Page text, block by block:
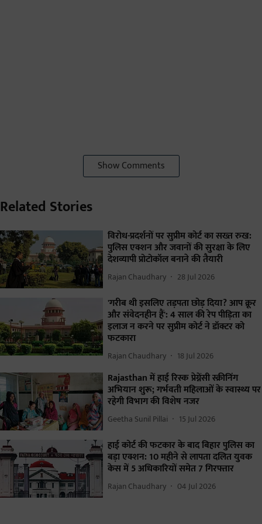
Show Comments
Related Stories
विरोध-प्रदर्शनों पर सुप्रीम कोर्ट का सख्त रुख:
पुलिस एक्शन और जवानों की सुरक्षा के लिए
देशव्यापी प्रोटोकॉल बनाने की तैयारी
Rajan Chaudhary 28 Jul 2026
'गरीब थी इसलिए तड़पता छोड़ दिया? आप क्रूर
और संवेदनहीन हैं': 4 साल की रेप पीड़िता का
इलाज न करने पर सुप्रीम कोर्ट ने डॉक्टर को
फटकारा
Rajan Chaudhary 18 Jul 2026
Rajasthan में हाई रिस्क प्रेग्नेंसी स्क्रीनिंग
अभियान शुरू; गर्भवती महिलाओं के स्वास्थ्य पर
रहेगी विभाग की विशेष नजर
Geetha Sunil Pillai 15 Jul 2026
हाई कोर्ट की फटकार के बाद बिहार पुलिस का
बड़ा एक्शन: 10 महीने से लापता दलित युवक
केस में 5 अधिकारियों समेत 7 गिरफ्तार
Rajan Chaudhary 04 Jul 2026